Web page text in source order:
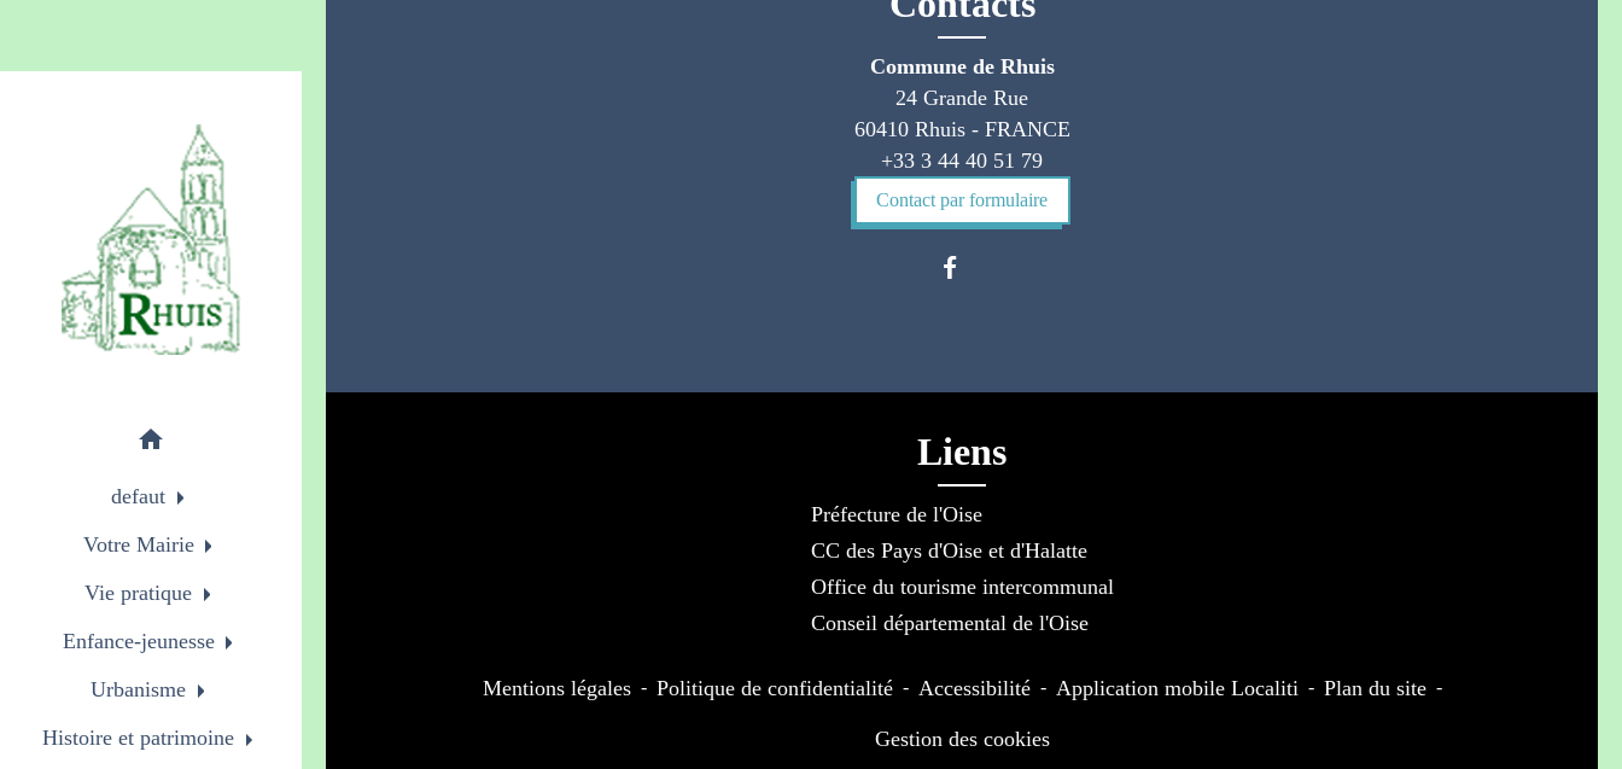
home
defaut
Votre Mairie
Vie pratique
Enfance-jeunesse
Urbanisme
Histoire et patrimoine
Commune de Rhuis
24 Grande Rue
60410 Rhuis - FRANCE
+33 3 44 40 51 79
Contact par formulaire
Liens
Préfecture de l'Oise
CC des Pays d'Oise et d'Halatte
Office du tourisme intercommunal
Conseil départemental de l'Oise
Mentions légales - Politique de confidentialité - Accessibilité - Application mobile Localiti - Plan du site -
Gestion des cookies